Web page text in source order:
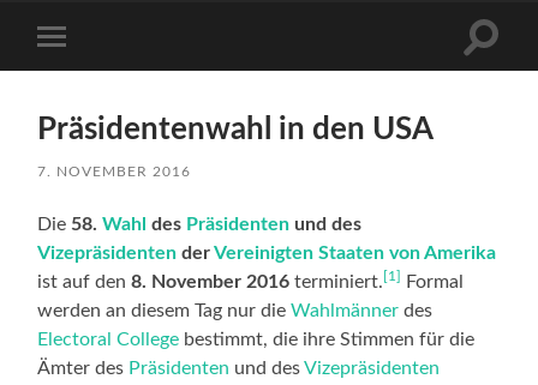
Menü
Präsidentenwahl in den USA
7. NOVEMBER 2016
Die 58.Wahl des Präsidenten und des
Vizepräsidenten derVereinigten Staaten von Amerika
ist auf den8. November 2016 terminiert. [1] Formal
werden an diesem Tag nur dieWahlmänner des
Electoral College bestimmt, die ihre Stimmen für die
Ämter des Präsidenten und desVizepräsidenten